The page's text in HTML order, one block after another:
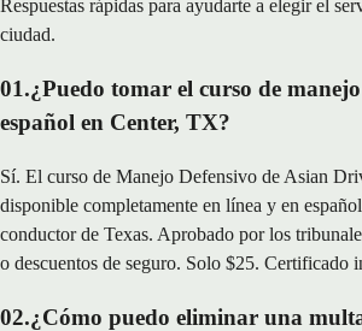
Respuestas rápidas para ayudarte a elegir el
ciudad.
01.¿Puedo tomar el curso de
español en Center, TX?
Sí. El curso de Manejo Defensivo de Asian
disponible completamente en línea y en
conductor de Texas. Aprobado por los
o descuentos de seguro. Solo $25. Certificado
02.¿Cómo puedo eliminar una